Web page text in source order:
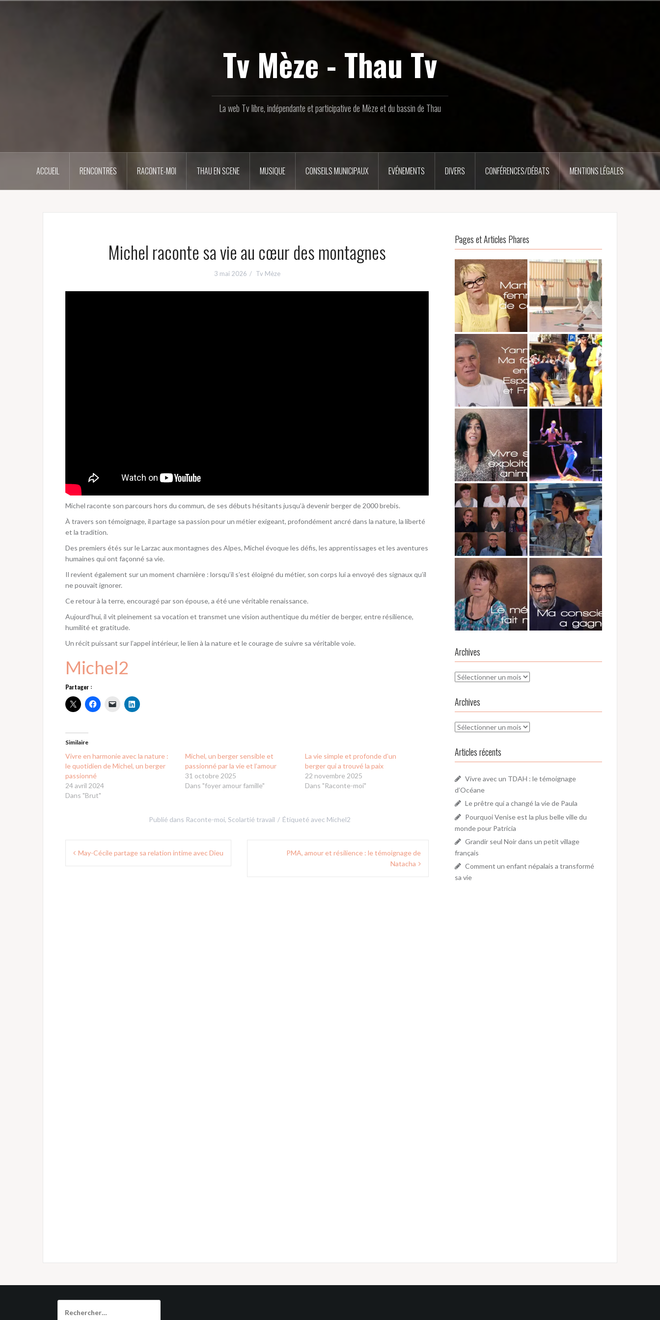
Tv Mèze - Thau Tv
La web Tv libre, indépendante et participative de Mèze et du bassin de Thau
ACCUEIL RENCONTRES RACONTE-MOI THAU EN SCENE MUSIQUE CONSEILS MUNICIPAUX EVÉNEMENTS DIVERS CONFÉRENCES/DÉBATS MENTIONS LÉGALES
Michel raconte sa vie au cœur des montagnes
3 mai 2026 Tv Mèze
Michel raconte son parcours hors du commun, de ses débuts hésitants jusqu’à devenir berger de 2000 brebis.
À travers son témoignage, il partage sa passion pour un métier exigeant, profondément ancré dans la nature, la liberté
et la tradition.
Des premiers étés sur le Larzac aux montagnes des Alpes, Michel évoque les défis, les apprentissages et les aventures
humaines qui ont façonné sa vie.
Il revient également sur un moment charnière : lorsqu’il s’est éloigné du métier, son corps lui a envoyé des signaux qu’il
ne pouvait ignorer.
Ce retour à la terre, encouragé par son épouse, a été une véritable renaissance.
Aujourd’hui, il vit pleinement sa vocation et transmet une vision authentique du métier de berger, entre résilience,
humilité et gratitude.
Un récit puissant sur l’appel intérieur, le lien à la nature et le courage de suivre sa véritable voie.
Michel2
Partager :
Similaire
Vivre en harmonie avec la nature :
le quotidien de Michel, un berger
passionné
24 avril 2024
Dans "Brut"
Michel, un berger sensible et
passionné par la vie et l’amour
31 octobre 2025
Dans "foyer amour famille"
La vie simple et profonde d’un
berger qui a trouvé la paix
22 novembre 2025
Dans "Raconte-moi"
Publié dans Raconte-moi, Scolartié travail Étiqueté avec Michel2
Navigation
May-Cécile partage sa relation intime avec Dieu
PMA, amour et résilience : le témoignage de
Natacha
Pages et Articles Phares
Archives
Archives
Archives
Archives
Articles récents
Vivre avec un TDAH : le témoignage
d’Océane
Le prêtre qui a changé la vie de Paula
Pourquoi Venise est la plus belle ville du
monde pour Patricia
Grandir seul Noir dans un petit village
français
Comment un enfant népalais a transformé
sa vie